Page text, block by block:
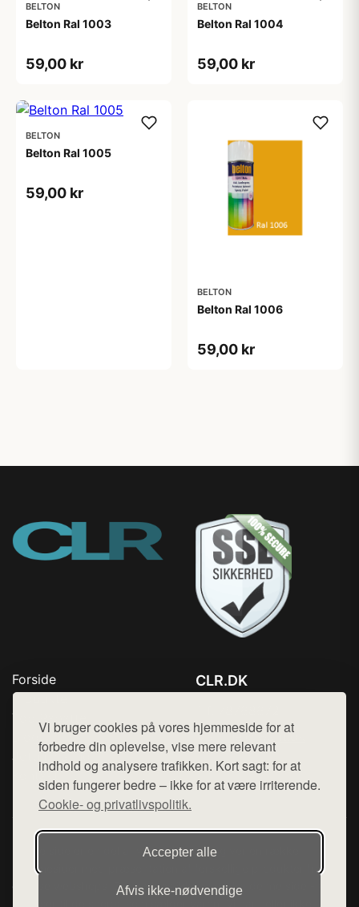
Vi bruger cookies på vores hjemmeside for at
forbedre din oplevelse, vise mere relevant
indhold og analysere trafikken. Kort sagt: for at
siden fungerer bedre – ikke for at være irriterende.
Cookie- og privatlivspolitik.
Accepter alle
Afvis ikke‑nødvendige
BELTON
Belton Ral 1003
59,00 kr
BELTON
Belton Ral 1004
59,00 kr
BELTON
Belton Ral 1005
59,00 kr
BELTON
Belton Ral 1006
59,00 kr
Forside
Produkter
Top Rabatter
Jotun maling
Kontakt
CLR.DK
Mail:hej@want.dk
Cookie- og privatlivspolitik
Denne side er en del af want.dk, der udgiver en række
hjemmesider med præsentation af forskellige produkter fra
diverse webshops. Der sælges ikke varer fra denne side - vi